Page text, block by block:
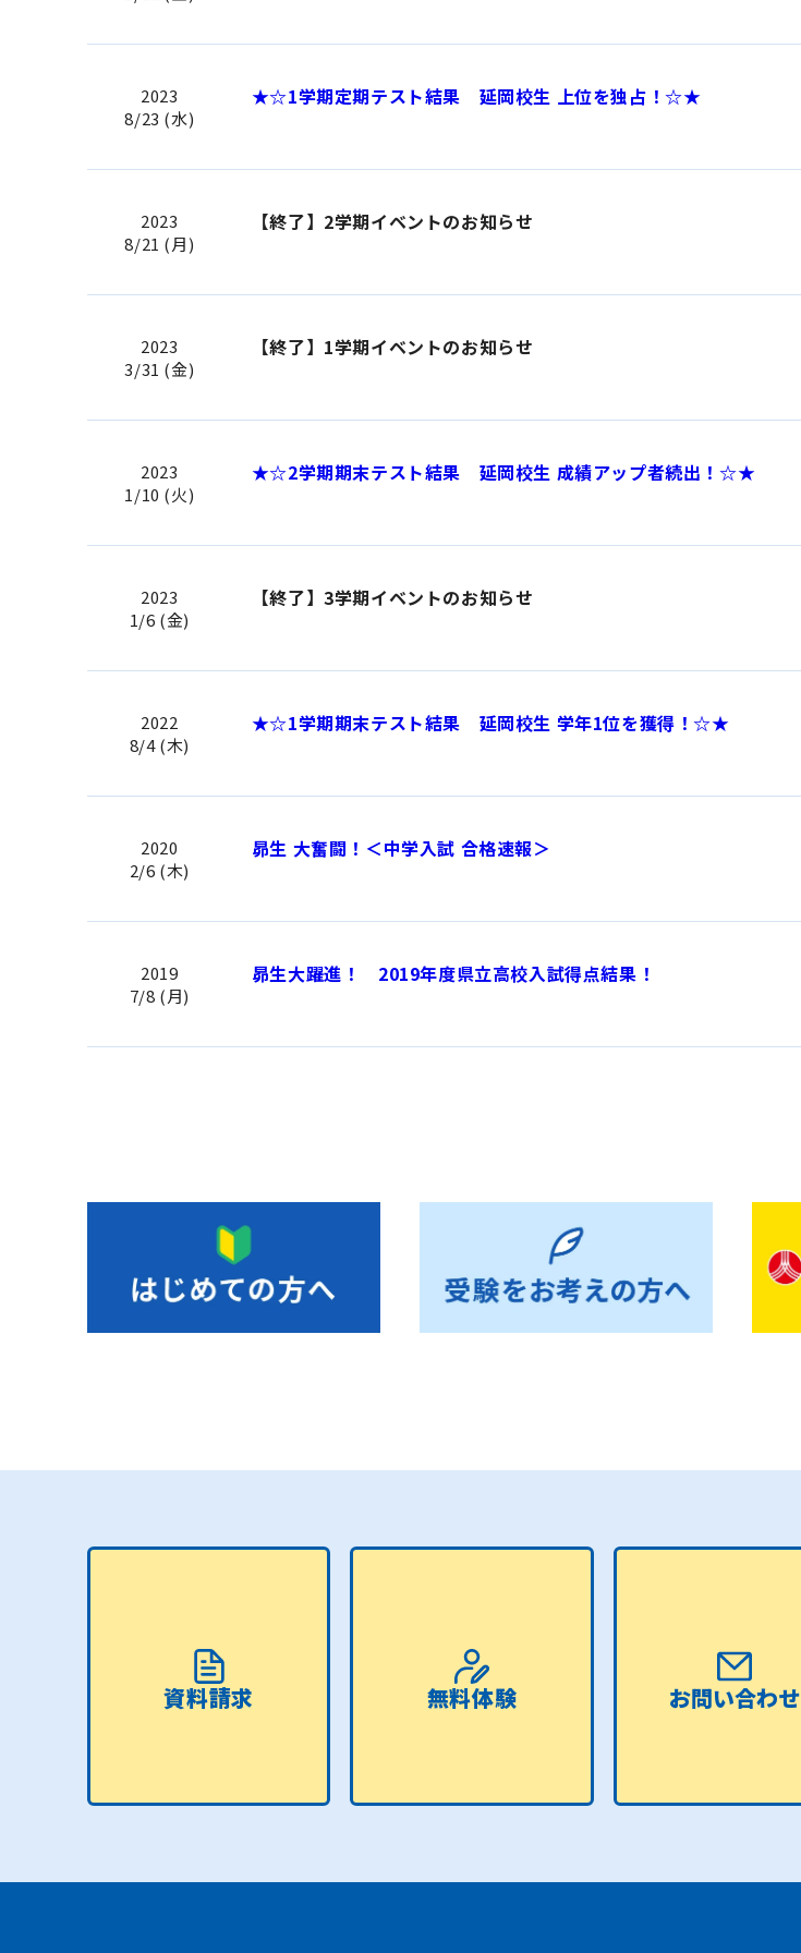
2023
8/23 (水)
★☆1学期定期テスト結果 延岡校生 上位を独占！☆★
2023
8/21 (月)
【終了】2学期イベントのお知らせ
2023
3/31 (金)
【終了】1学期イベントのお知らせ
2023
1/10 (火)
★☆2学期期末テスト結果 延岡校生 成績アップ者続出！☆★
2023
1/6 (金)
【終了】3学期イベントのお知らせ
2022
8/4 (木)
★☆1学期期末テスト結果 延岡校生 学年1位を獲得！☆★
2020
2/6 (木)
昴生 大奮闘！＜中学入試 合格速報＞
2019
7/8 (月)
昴生大躍進！ 2019年度県立高校入試得点結果！
資料請求 無料体験 お問い合わせ